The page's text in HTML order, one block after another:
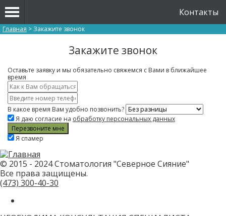
Контакты
Вы здесь
Главная > Закажите звонок
Закажите звонок
Оставьте заявку и мы обязательно свяжемся с Вами в ближайшее
время
Имя
*
Контактный
телефон
*
В какое время Вам удобно позвонить?
Я даю согласие на обработку персональных данных
Скажите,
не
заполняйте
это
поле.
CAPTCHA
только
роботов!
Я спамер
© 2015 - 2024 Стоматология "Северное Сияние"
Все права защищены.
(473) 300-40-30